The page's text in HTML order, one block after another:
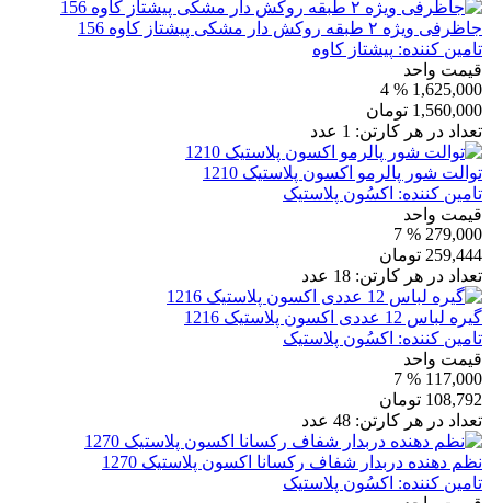
جاظرفی ویژه ۲ طبقه روکش دار مشکی پیشتاز کاوه 156
تامین کننده: پیشتاز کاوه
قیمت واحد
1,625,000
% 4
1,560,000 تومان
تعداد در هر کارتن: 1 عدد
توالت شور پالرمو اکسون پلاستیک 1210
تامین کننده: اکسُون پلاستیک
قیمت واحد
279,000
% 7
259,444 تومان
تعداد در هر کارتن: 18 عدد
گیره لباس 12 عددی اکسون پلاستیک 1216
تامین کننده: اکسُون پلاستیک
قیمت واحد
117,000
% 7
108,792 تومان
تعداد در هر کارتن: 48 عدد
نظم دهنده دربدار شفاف رکسانا اکسون پلاستیک 1270
تامین کننده: اکسُون پلاستیک